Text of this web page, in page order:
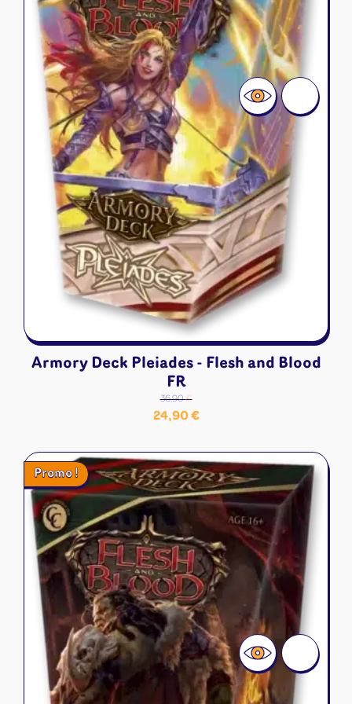
Armory Deck Pleiades - Flesh and Blood
FR
36,90€
Le
initial
était :
36,90 €.
24,90€Le
actuel
est :
24,90 €.
Promo !